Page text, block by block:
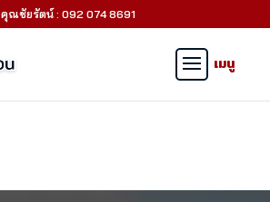
คุณชัยรัตน์ : 092 074 8691